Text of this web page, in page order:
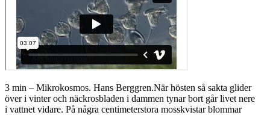
3 min – Mikrokosmos. Hans Berggren.När hösten så sakta glider
över i vinter och näckrosbladen i dammen tynar bort går livet nere
i vattnet vidare. På några centimeterstora mosskvistar blommar